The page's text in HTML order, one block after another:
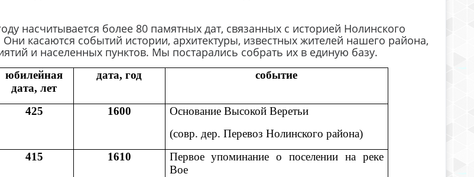
насчитывается более 80 памятных дат, связанных с историей Нолинского
касаются событий истории, архитектуры, известных жителей нашего района,
и населенных пунктов. Мы постарались собрать их в единую базу.
юбилейная
дата, лет
дата, год событие
425 1600
Основание Высокой Веретьи
(совр. дер. Перевоз Нолинского района)
415
1610
Первое упоминание о поселении на реке
Вое